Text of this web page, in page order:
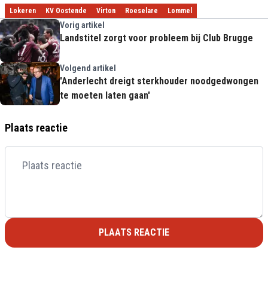
Lokeren KV Oostende Virton Roeselare Lommel
Vorig artikel
Landstitel zorgt voor probleem bij Club Brugge
Volgend artikel
'Anderlecht dreigt sterkhouder noodgedwongen
te moeten laten gaan'
Plaats reactie
PLAATS REACTIE